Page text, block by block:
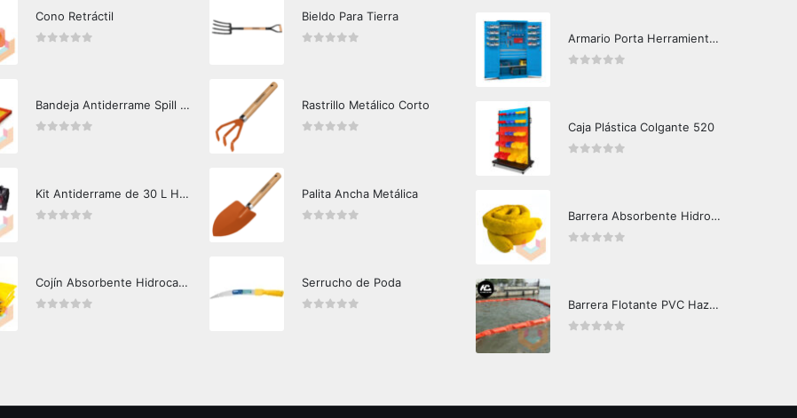
Cono Retráctil
Bandeja Antiderrame Spill Barrier 117 lts Certificada
Kit Antiderrame de 30 L Hazard Control (Hidrocarburos - Biodegradable)
Cojín Absorbente Hidrocarburos Hazard Control
Bieldo Para Tierra
Rastrillo Metálico Corto
Palita Ancha Metálica
Serrucho de Poda
Armario Porta Herramientas Con Cajonera
Caja Plástica Colgante 520
Barrera Absorbente Hidrocarburos Agua Crunch Oil
Barrera Flotante PVC Hazard Control CF15